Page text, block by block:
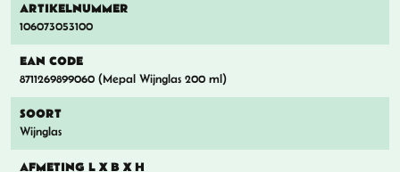
ARTIKELNUMMER
106073053100
EAN CODE
8711269899060 (Mepal Wijnglas 200 ml)
SOORT
Wijnglas
AFMETING L X B X H